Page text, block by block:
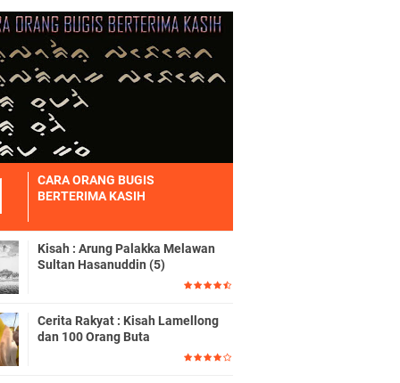
CARA ORANG BUGIS
BERTERIMA KASIH
Kisah : Arung Palakka Melawan
Sultan Hasanuddin (5)
Cerita Rakyat : Kisah Lamellong
dan 100 Orang Buta